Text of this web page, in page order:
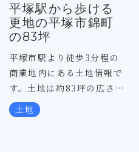
平塚駅から歩ける
更地の平塚市錦町
の83坪
平塚市駅より徒歩3分程の
商業地内にある土地情報で
す。土地は約83坪の広さ
で、綺麗な更地になってお
ります。土地の間口は約
土地